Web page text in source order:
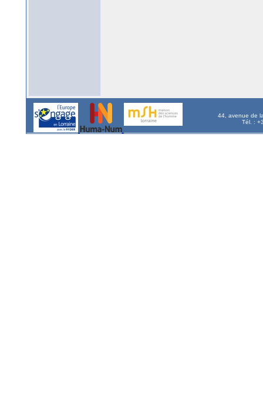
44, avenue de
Tél. :